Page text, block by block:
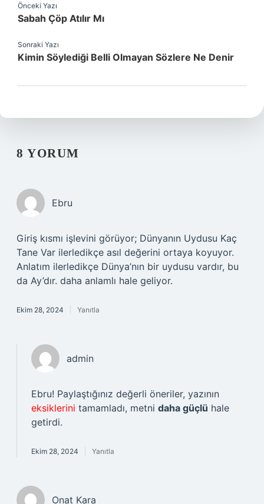
Önceki Yazı
Sabah Çöp Atılır Mı
Sonraki Yazı
Kimin Söylediği Belli Olmayan Sözlere Ne Denir
8 YORUM
Ebru
Giriş kısmı işlevini görüyor; Dünyanın Uydusu Kaç
Tane Var ilerledikçe asıl değerini ortaya koyuyor.
Anlatım ilerledikçe Dünya’nın bir uydusu vardır, bu
da Ay’dır. daha anlamlı hale geliyor.
Ekim 28, 2024 Yanıtla
admin
Ebru! Paylaştığınız değerli öneriler, yazının
eksiklerini tamamladı, metni daha güçlü hale
getirdi.
Ekim 28, 2024 Yanıtla
Onat Kara